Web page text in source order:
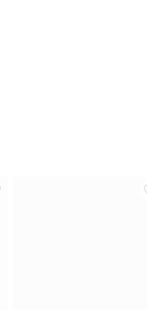
Articolo 5 di